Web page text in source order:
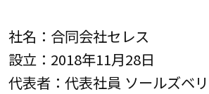
社名：合同会社セレス
設立：2018年11月28日
代表者：代表社員 ソールズベ